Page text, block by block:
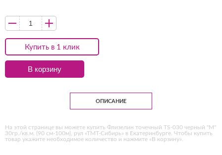
Купить в 1 клик
В корзину
ОПИСАНИЕ
На этой странице вы можете купить Флизелин точечный TS-030 черный "М"
30гр./кв.м. (90 см-100м), рул «ТМТ-Сибирь» в Екатеринбурге. Чтобы купить
товар укажите необходимое количество и нажмите «В корзину».